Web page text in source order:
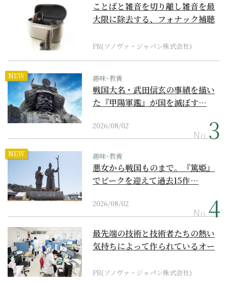
ことばと雑音を切り離し雑音を最
大限に除去する、フォナック補聴
PR(ソノヴァ・ジャパン株式会社)
NEW 趣味･教養
戦国大名・武田信玄の事績を描い
た『甲陽軍鑑』が国を滅ぼす…
2026/08/02
No.
NEW 趣味･教養
悪女から戦国ものまで。『篤姫』
でピークを迎えて過去15作…
2026/08/02
No.
最先端の技術と技術者たちの熱い
気持ちによって作られているオー
PR(ソノヴァ・ジャパン株式会社)